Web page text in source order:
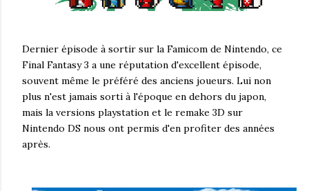
Dernier épisode à sortir sur la Famicom de Nintendo, ce
Final Fantasy 3 a une réputation d'excellent épisode,
souvent même le préféré des anciens joueurs. Lui non
plus n'est jamais sorti à l'époque en dehors du japon,
mais la versions playstation et le remake 3D sur
Nintendo DS nous ont permis d'en profiter des années
après.